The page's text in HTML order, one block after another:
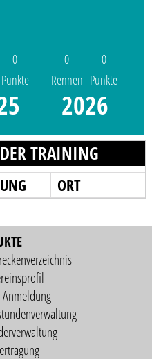
0
Punkte
0
Rennen
0
Punkte
2026
TRAINING
ORT